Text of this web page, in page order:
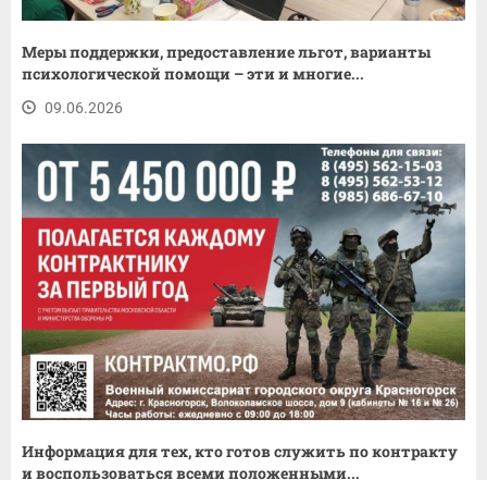
Меры поддержки, предоставление льгот, варианты
психологической помощи – эти и многие...
09.06.2026
Информация для тех, кто готов служить по контракту
и воспользоваться всеми положенными...